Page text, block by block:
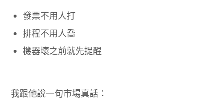
發票不用人打
排程不用人喬
機器壞之前就先提醒
我跟他說一句市場真話：